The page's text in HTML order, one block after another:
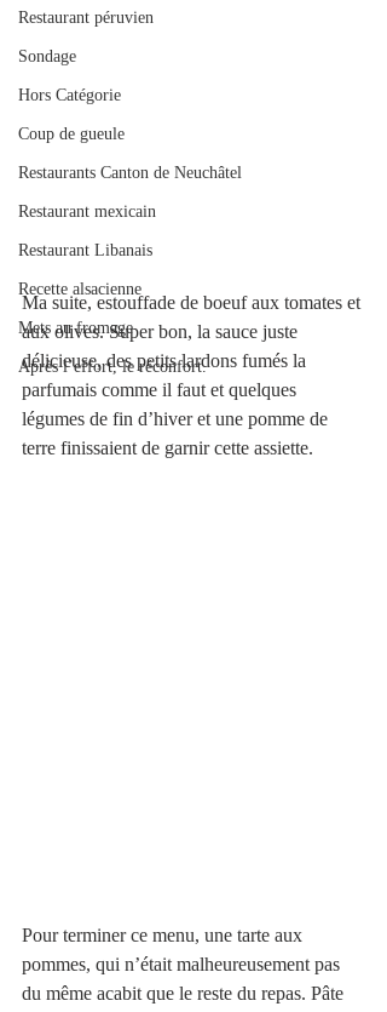
Restaurant péruvien
Sondage
Hors Catégorie
Coup de gueule
Restaurants Canton de Neuchâtel
Restaurant mexicain
Restaurant Libanais
Recette alsacienne
Mets au fromage
Après l’effort, le réconfort.
Ma suite, estouffade de boeuf aux tomates et
aux olives. Super bon, la sauce juste
délicieuse, des petits lardons fumés la
parfumais comme il faut et quelques
légumes de fin d’hiver et une pomme de
terre finissaient de garnir cette assiette.
Pour terminer ce menu, une tarte aux
pommes, qui n’était malheureusement pas
du même acabit que le reste du repas. Pâte